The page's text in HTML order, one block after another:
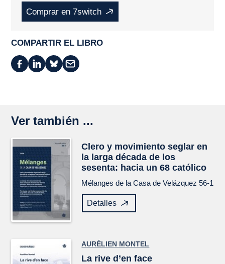
Comprar en 7switch
COMPARTIR EL LIBRO
Ver también ...
Clero y movimiento seglar en
la larga década de los
sesenta: hacia un 68 católico
Mélanges de la Casa de Velázquez 56-1
Detalles
AURÉLIEN MONTEL
La rive d’en face